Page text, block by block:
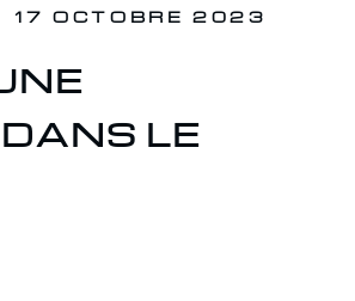
LE
17 OCTOBRE 2023